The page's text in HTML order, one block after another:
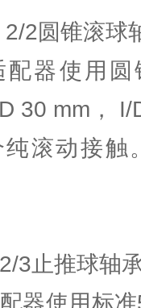
圆锥滚球
使⽤圆
30 mm，
滚动接触
推球轴承
使⽤标准